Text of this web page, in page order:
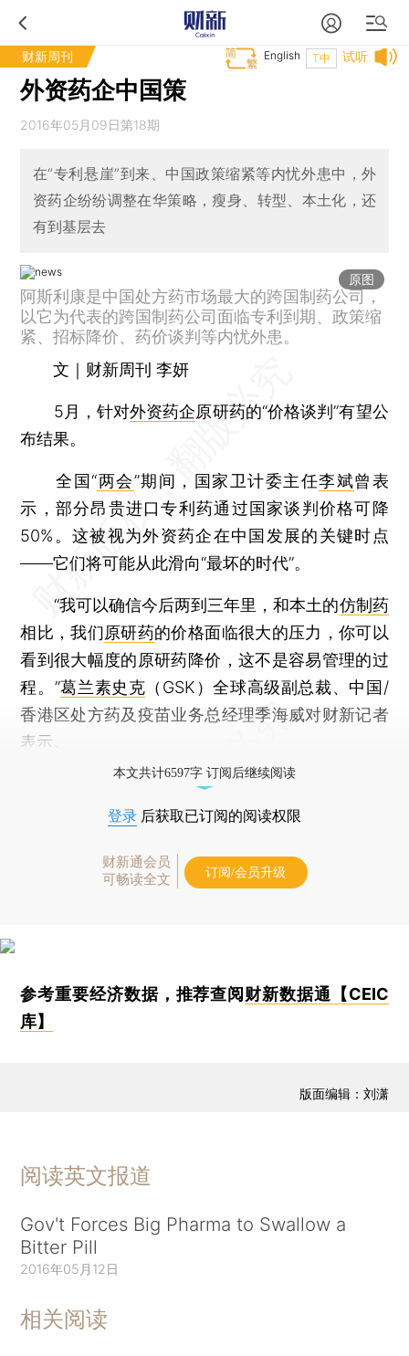
财新周刊 试听
T中
English
外资药企中国策
2016年05月09日第18期
在“专利悬崖”到来、中国政策缩紧等内忧外患中，外
资药企纷纷调整在华策略，瘦身、转型、本土化，还
有到基层去
原图
阿斯利康是中国处方药市场最大的跨国制药公司，
以它为代表的跨国制药公司面临专利到期、政策缩
紧、招标降价、药价谈判等内忧外患。
文｜财新周刊 李妍
5月，针对外资药企原研药的“价格谈判”有望公
布结果。
全国“两会”期间，国家卫计委主任李斌曾表
示，部分昂贵进口专利药通过国家谈判价格可降
50%。这被视为外资药企在中国发展的关键时点
——它们将可能从此滑向“最坏的时代”。
“我可以确信今后两到三年里，和本土的仿制药
相比，我们原研药的价格面临很大的压力，你可以
看到很大幅度的原研药降价，这不是容易管理的过
程。”葛兰素史克 （GSK）全球高级副总裁、中国/
香港区处方药及疫苗业务总经理季海威对财新记者
表示。
本文共计6597字 订阅后继续阅读
登录 后获取已订阅的阅读权限
财新通会员
可畅读全文
订阅/会员升级
参考重要经济数据，推荐查阅 财新数据通【CEIC
库】
版面编辑：刘潇
阅读英文报道
Gov't Forces Big Pharma to Swallow a
Bitter Pill
2016年05月12日
相关阅读